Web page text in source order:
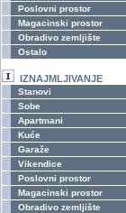
Poslovni prostor
Magacinski prostor
Obradivo zemljište
Ostalo
IZNAJMLJIVANJE
Stanovi
Sobe
Apartmani
Kuće
Garaže
Vikendice
Poslovni prostor
Magacinski prostor
Obradivo zemljište